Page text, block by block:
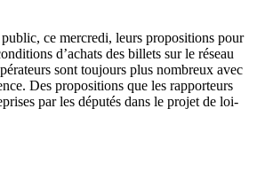
ce mercredi, leurs propositions pour
d’achats des billets sur le réseau
sont toujours plus nombreux avec
Des propositions que les rapporteurs
par les députés dans le projet de loi-